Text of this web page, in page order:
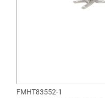
FMHT83552-1